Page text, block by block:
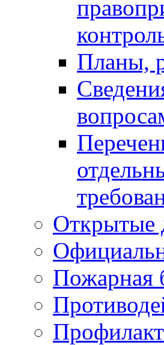
Планы,
Открытые
Пожарная